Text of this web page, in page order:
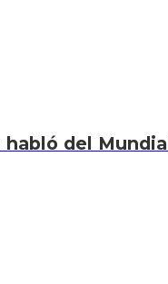
del